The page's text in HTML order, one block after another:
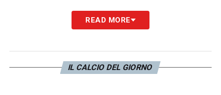
PARTENZA JUVE–«E’ una squadra forte, la
più attrezzata per vincere il campionato e
per una Juve che con Allegri non subiva una
rimonta dopo aver segnato due gol e
READ MORE
IL CALCIO DEL GIORNO